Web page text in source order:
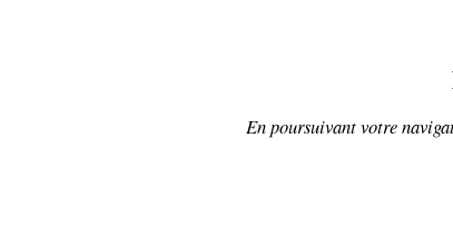
En poursuivant votre